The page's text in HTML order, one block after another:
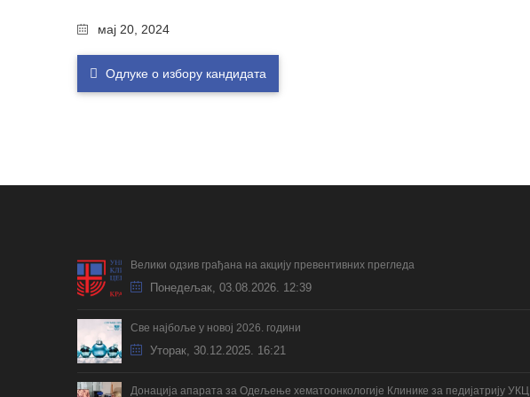
мај 20, 2024
Одлуке о избору кандидата
Велики одзив грађана на акцију превентивних прегледа
Понедељак, 03.08.2026. 12:39
Све најбоље у новој 2026. години
Уторак, 30.12.2025. 16:21
Донација апарата за Одељење хематоонкологије Клинике за педијатрију УКЦ